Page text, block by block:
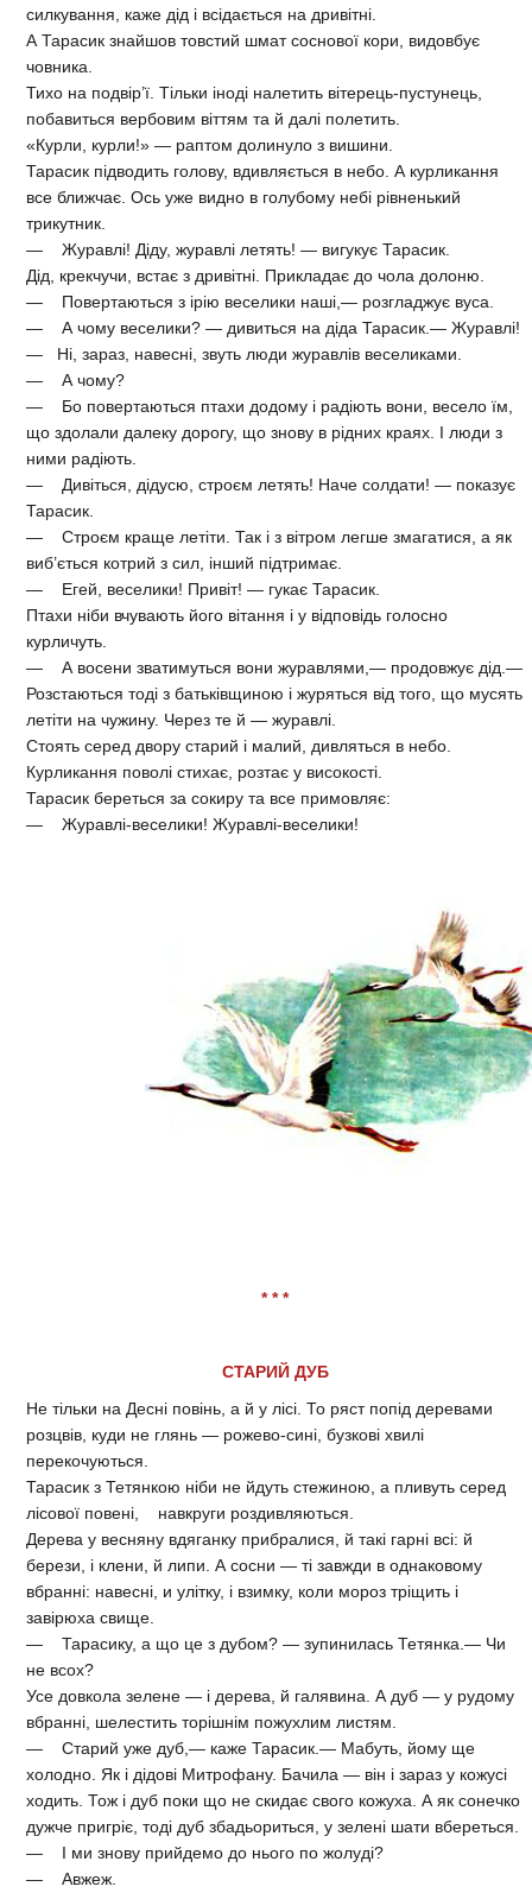
силкування, каже дід і всідається на дривітні.
А Тарасик знайшов товстий шмат соснової кори, видовбує
човника.
Тихо на подвір’ї. Тільки іноді налетить вітерець-пустунець,
побавиться вербовим віттям та й далі полетить.
«Курли, курли!» — раптом долинуло з вишини.
Тарасик підводить голову, вдивляється в небо. А курликання
все ближчає. Ось уже видно в голубому небі рівненький
трикутник.
— Журавлі! Діду, журавлі летять! — вигукує Тарасик.
Дід, крекчучи, встає з дривітні. Прикладає до чола долоню.
— Повертаються з ірію веселики наші,— розгладжує вуса.
— А чому веселики? — дивиться на діда Тарасик.— Журавлі!
— Ні, зараз, навесні, звуть люди журавлів веселиками.
— А чому?
— Бо повертаються птахи додому і радіють вони, весело їм,
що здолали далеку дорогу, що знову в рідних краях. І люди з
ними радіють.
— Дивіться, дідусю, строєм летять! Наче солдати! — показує
Тарасик.
— Строєм краще летіти. Так і з вітром легше змагатися, а як
виб’ється котрий з сил, інший підтримає.
— Егей, веселики! Привіт! — гукає Тарасик.
Птахи ніби вчувають його вітання і у відповідь голосно
курличуть.
— А восени зватимуться вони журавлями,— продовжує дід.—
Розстаються тоді з батьківщиною і журяться від того, що мусять
летіти на чужину. Через те й — журавлі.
Стоять серед двору старий і малий, дивляться в небо.
Курликання поволі стихає, розтає у високості.
Тарасик береться за сокиру та все примовляє:
— Журавлі-веселики! Журавлі-веселики!
* * *
СТАРИЙ ДУБ
Не тільки на Десні повінь, а й у лісі. То ряст попід деревами
розцвів, куди не глянь — рожево-сині, бузкові хвилі
перекочуються.
Тарасик з Тетянкою ніби не йдуть стежиною, а пливуть серед
лісової повені, навкруги роздивляються.
Дерева у весняну вдяганку прибралися, й такі гарні всі: й
берези, і клени, й липи. А сосни — ті завжди в однаковому
вбранні: навесні, и улітку, і взимку, коли мороз тріщить і
завірюха свище.
— Тарасику, а що це з дубом? — зупинилась Тетянка.— Чи
не всох?
Усе довкола зелене — і дерева, й галявина. А дуб — у рудому
вбранні, шелестить торішнім пожухлим листям.
— Старий уже дуб,— каже Тарасик.— Мабуть, йому ще
холодно. Як і дідові Митрофану. Бачила — він і зараз у кожусі
ходить. Тож і дуб поки що не скидає свого кожуха. А як сонечко
дужче пригріє, тоді дуб збадьориться, у зелені шати вбереться.
— І ми знову прийдемо до нього по жолуді?
— Авжеж.